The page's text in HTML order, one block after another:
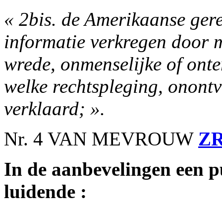
« 2bis. de Amerikaanse
informatie verkregen door
wrede, onmenselijke of
welke rechtspleging,
verklaard; ».
Nr. 4 VAN MEVROUW
In de aanbevelingen een
luidende :